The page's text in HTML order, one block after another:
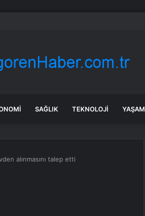
bölmede deste deste para buldu
SAĞLIK TEKNOLOJI YAŞAM
alınmasını talep etti